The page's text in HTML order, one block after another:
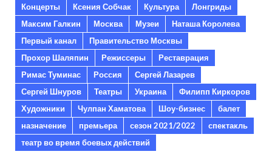
Концерты
Ксения Собчак Культура
Лонгриды
Максим Галкин
Москва Музеи
Наташа Королева
Первый канал
Правительство Москвы
Прохор Шаляпин
Режиссеры
Реставрация
Римас Туминас
Россия
Сергей Лазарев
Сергей Шнуров
Театры Украина
Филипп Киркоров
Художники
Чулпан Хаматова Шоу-бизнес
балет
назначение
премьера сезон 2021/2022
спектакль
театр во время боевых действий